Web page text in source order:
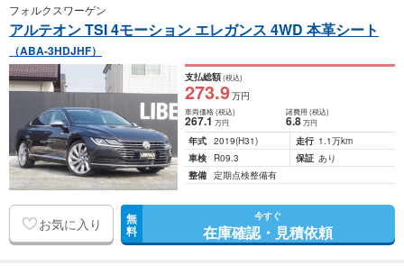
フォルクスワーゲン
アルテオン TSI 4モーション エレガンス 4WD 本革シート
（ABA-3HDJHF）
支払総額(税込)
273.9万円
車両価格(税込)
267.1万円
諸費用 (税込)
6.8 万円
年式 2019(H31) 走行 1.1万km
車検
R09.3 保証 あり
整備 定期点検整備有
お気に入り 無
料
今すぐ
在庫確認・見積依頼